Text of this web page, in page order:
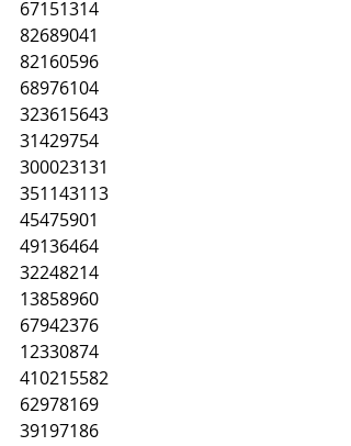
67151314
82689041
82160596
68976104
323615643
31429754
300023131
351143113
45475901
49136464
32248214
13858960
67942376
12330874
410215582
62978169
39197186